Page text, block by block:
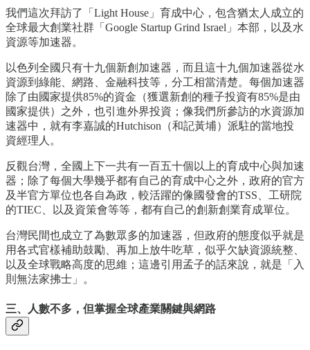
我們這次拜訪了「Light House」育成中心，包含猶太人成立的
全球最大創業社群「Google Startup Grind Israel」本部，以及水
資源等加速器。
以色列全國只有十九個新創加速器，而且這十九個加速器從水
資源到綠能、網路、金融科技等，分工相當清楚。每個加速器
除了由國家提供85%的資金（獲選新創的種子投資有85%是由
國家提供）之外，也引進外界投資；像我們所參訪的水資源加
速器中，就有李嘉誠的Hutchison（和記黃埔）派駐的當地投
資經理人。
反觀台灣，全國上下一共有一百五十個以上的育成中心與加速
器；除了每個大學幾乎都有自己的育成中心之外，政府的官方
及半官方單位也各自為政，較活躍的像國發會的TSS、工研院
的TIEC、以及資策會等等，都有自己的創新創業育成單位。
台灣民間也成立了為數眾多的加速器，但政府的態度似乎就是
用各式官樣補助鼓勵、再加上放牛吃草，似乎欠缺資源統整、
以及全球戰略高度的思維；這邊引用孟子的話來說，就是「入
則無法家拂士」。
三、人數不多，但掌握全球產業關鍵與網路